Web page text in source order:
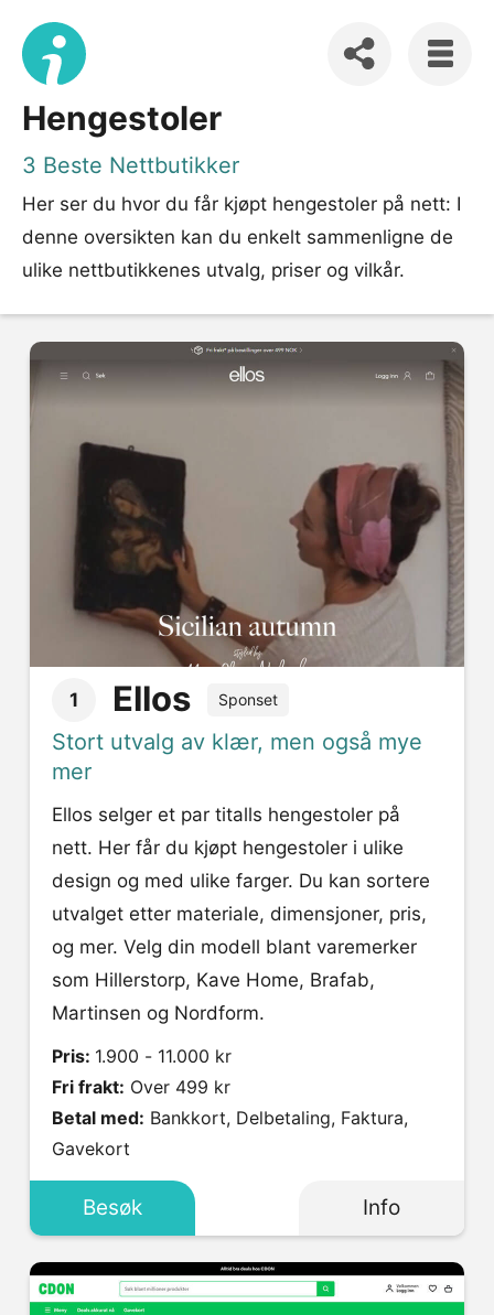
Hengestoler
3 Beste Nettbutikker
Her ser du hvor du får kjøpt hengestoler på nett: I
denne oversikten kan du enkelt sammenligne de
ulike nettbutikkenes utvalg, priser og vilkår.
1 Ellos Sponset
Stort utvalg av klær, men også mye
mer
Ellos selger et par titalls hengestoler på
nett. Her får du kjøpt hengestoler i ulike
design og med ulike farger. Du kan sortere
utvalget etter materiale, dimensjoner, pris,
og mer. Velg din modell blant varemerker
som Hillerstorp, Kave Home, Brafab,
Martinsen og Nordform.
Pris: 1.900 - 11.000 kr
Fri frakt: Over 499 kr
Betal med:
Gavekort
Besøk Info